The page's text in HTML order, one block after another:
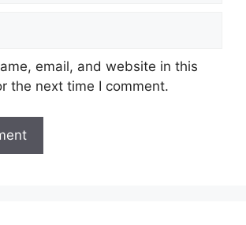
email, and website in this
the next time I comment.